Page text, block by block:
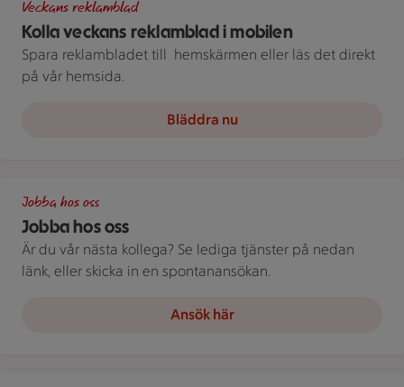
Kolla veckans reklamblad i mobilen
Veckans reklamblad
Spara reklambladet till ­ hemskärmen eller läs det direkt
på vår hemsida.
Bläddra nu
Jobba hos oss
Jobba hos oss
Är du vår nästa kollega? Se lediga tjänster på nedan
länk, eller skicka in en spontanansökan.
Ansök här